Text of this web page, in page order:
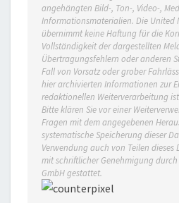
angehängten Bild-, Ton-, Video-,
Informationsmaterialien. Die United
übernimmt keine Haftung für die
Vollständigkeit der dargestellten
Übertragungsfehlern oder anderen
Fall von Vorsatz oder grober
hier archivierten Informationen zur
redaktionellen Weiterverarbeitung
Bitte klären Sie vor einer
Fragen mit dem angegebenen
systematische Speicherung dieser
Verwendung auch von Teilen
mit schriftlicher Genehmigung
GmbH gestattet.